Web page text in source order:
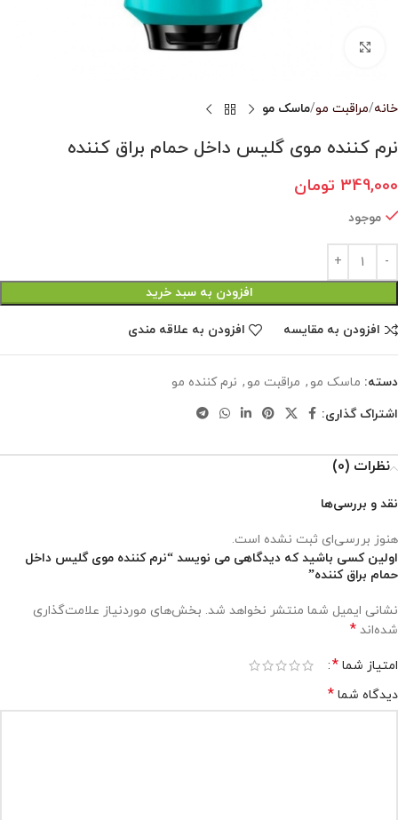
خانه مراقبت مو ماسک مو
نرم کننده موی گلیس داخل حمام براق کننده
349,000 تومان
موجود
افزودن به سبد خرید
افزودن به مقایسه افزودن به علاقه مندی
دسته: ماسک مو , مراقبت مو , نرم‌ کننده مو
اشتراک گذاری:
نظرات (0)
نقد و بررسی‌ها
هنوز بررسی‌ای ثبت نشده است.
اولین کسی باشید که دیدگاهی می نویسد “نرم کننده موی گلیس داخل
حمام براق کننده”
نشانی ایمیل شما منتشر نخواهد شد. بخش‌های موردنیاز علامت‌گذاری
شده‌اند *
امتیاز شما *
دیدگاه شما *